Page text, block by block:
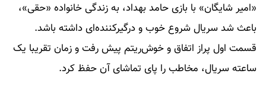
«امیر شایگان» با بازی حامد بهداد، به زندگی خانواده «حقی»،
باعث شد سریال شروع خوب و درگیرکننده‌ای داشته باشد.
قسمت اول پراز اتفاق و خوش‌ریتم پیش رفت و زمان تقریبا یک
ساعته سریال، مخاطب را پای تماشای آن حفظ ‌کرد.